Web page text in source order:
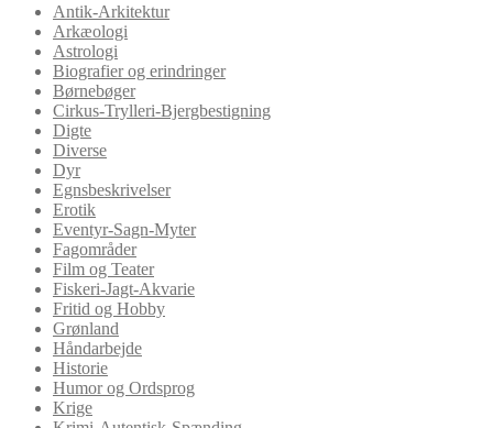
Antik-Arkitektur
Arkæologi
Astrologi
Biografier og erindringer
Børnebøger
Cirkus-Trylleri-Bjergbestigning
Digte
Diverse
Dyr
Egnsbeskrivelser
Erotik
Eventyr-Sagn-Myter
Fagområder
Film og Teater
Fiskeri-Jagt-Akvarie
Fritid og Hobby
Grønland
Håndarbejde
Historie
Humor og Ordsprog
Krige